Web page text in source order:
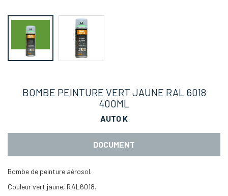
BOMBE PEINTURE VERT JAUNE RAL 6018
400ML
AUTO K
DOCUMENT
Bombe de peinture aérosol.
Couleur vert jaune, RAL6018.